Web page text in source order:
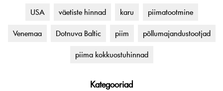
USA väetiste hinnad karu piimatootmine
Venemaa Dotnuva Baltic piim põllumajandustootjad
piima kokkuostuhinnad
Kategooriad